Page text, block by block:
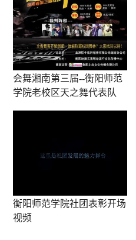
会舞湘南第三届--衡阳师范
学院老校区天之舞代表队
衡阳师范学院社团表彰开场
视频